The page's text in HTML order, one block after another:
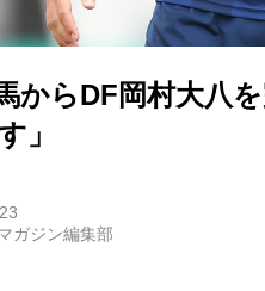
からDF岡村大八
」
ガジン編集部